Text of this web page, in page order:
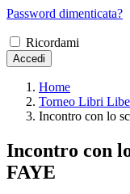
Password dimenticata?
Ricordami
Accedi
Home
Torneo Libri
Incontro con lo
Incontro con
FAYE